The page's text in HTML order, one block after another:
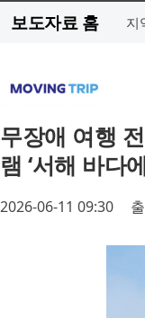
보도자료 홈 지
무장애 여행
램 ‘서해 바다
2026-06-11 09:30